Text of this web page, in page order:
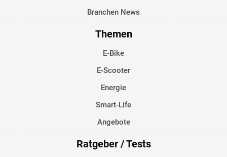
Branchen News
Themen
E-Bike
E-Scooter
Energie
Smart-Life
Angebote
Ratgeber / Tests